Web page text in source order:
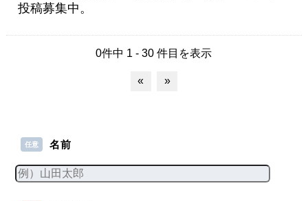
投稿募集中。
0件中 1 - 30 件目を表示
« »
任意 名前